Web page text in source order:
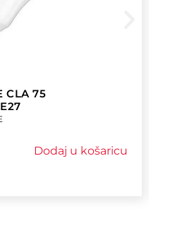
CLA 75
Dodaj u košaricu